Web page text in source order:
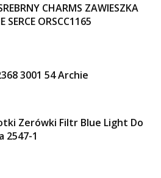
CHARMS ZAWIESZKA
SERCE ORSCC1165
3001 54 Archie
Zerówki Filtr Blue Light Do
2547-1